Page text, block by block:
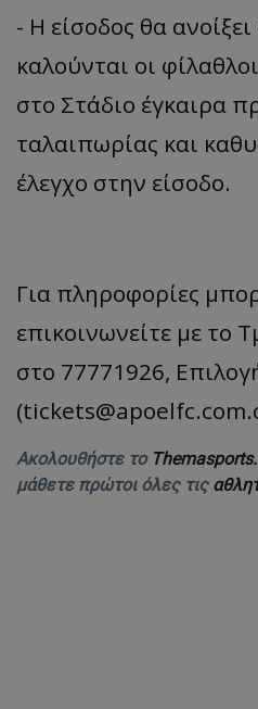
- Η είσοδος θα
καλούνται οι
στο Στάδιο έγκαιρα
ταλαιπωρίας και
έλεγχο στην είσοδο.
Για πληροφορίες
επικοινωνείτε με το
στο 77771926,
(
Ακολουθήστε το
μάθετε πρώτοι όλες τις